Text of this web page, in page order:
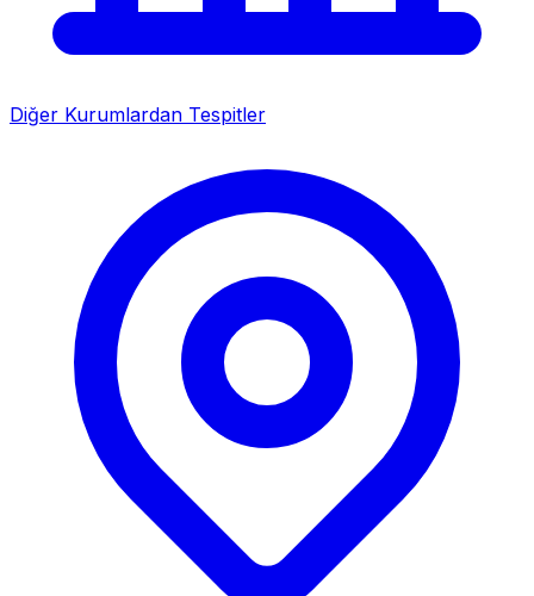
Diğer Kurumlardan Tespitler